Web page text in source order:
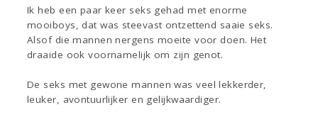
Ik heb een paar keer seks gehad met enorme
mooiboys, dat was steevast ontzettend saaie seks.
Alsof die mannen nergens moeite voor doen. Het
draaide ook voornamelijk om zijn genot.
De seks met gewone mannen was veel lekkerder,
leuker, avontuurlijker en gelijkwaardiger.